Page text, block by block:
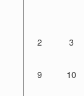
2 3
9 10